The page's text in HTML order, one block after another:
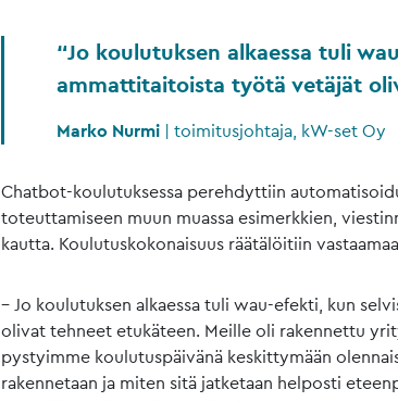
Jo koulutuksen alkaessa tuli
ammattitaitoista työtä vetäjät
Marko Nurmi | toimitusjohtaja, kW-set Oy
Chatbot-koulutuksessa perehdyttiin
toteuttamiseen muun muassa esimerkkien,
kautta. Koulutuskokonaisuus räätälöitiin
– Jo koulutuksen alkaessa tuli wau-efekti, kun
olivat tehneet etukäteen. Meille oli rakennettu
pystyimme koulutuspäivänä keskittymään
rakennetaan ja miten sitä jatketaan helposti